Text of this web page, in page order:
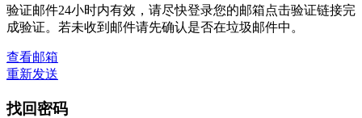
验证邮件24小时内有效，请尽快登录您的邮箱点击验证链接完
成验证。若未收到邮件请先确认是否在垃圾邮件中。
查看邮箱
重新发送
找回密码